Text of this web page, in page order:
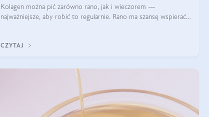
Kolagen można pić zarówno rano, jak i wieczorem —
najważniejsze, aby robić to regularnie. Rano ma szansę wspierać
CZYTAJ